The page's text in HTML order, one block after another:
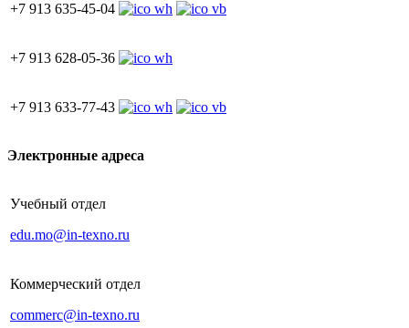
+7 913 635-45-04
+7 913 628-05-36
+7 913 633-77-43
Электронные адреса
Учебный отдел
edu.mo@in-texno.ru
Коммерческий отдел
commerc@in-texno.ru